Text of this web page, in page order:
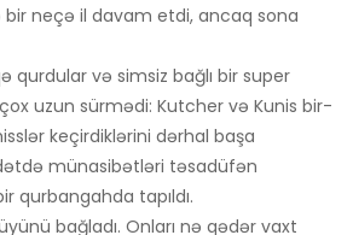
bir neçə il davam etdi, ancaq sona
qurdular və simsiz bağlı bir super
uzun sürmədi: Kutcher və Kunis bir-
keçirdiklərini dərhal başa
münasibətləri təsadüfən
qurbangahda tapıldı.
bağladı. Onları nə qədər vaxt